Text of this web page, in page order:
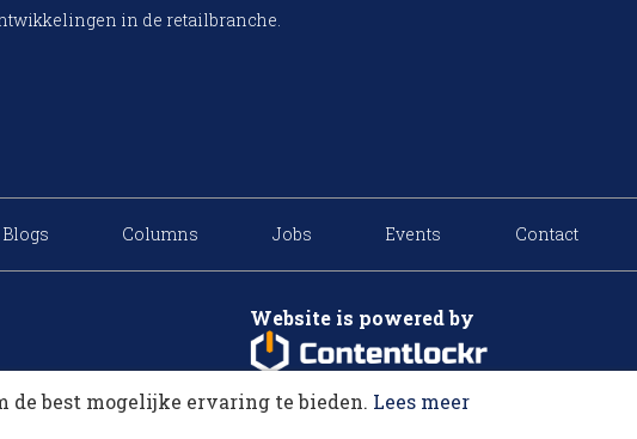
in de retailbranche.
Blogs Columns Jobs Events Contact
Website is powered by
de best mogelijke ervaring te bieden. Lees meer